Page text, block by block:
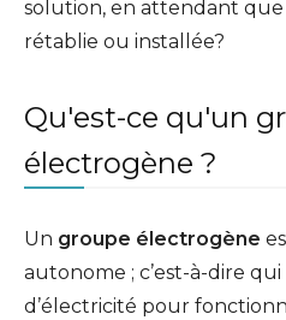
solution, en attendant que
rétablie ou installée?
Qu'est-ce qu'un
électrogène ?
Un groupe électrogène
autonome ; c’est-à-dire qui
d’électricité pour